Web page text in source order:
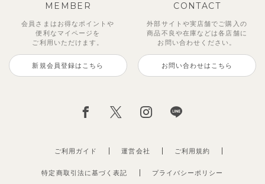
MEMBER
会員さまはお得なポイントや
便利な マイページを
ご利用いただけます。
新規会員登録はこちら
CONTACT
外部サイトや実店舗でご購入の
商品不良や在庫などは各店舗に
お問い合わせください。
お問い合わせはこちら
ご利用ガイド 運営会社
特定商取引法に基づく表記 プライバシーポリシー
ご利用規約